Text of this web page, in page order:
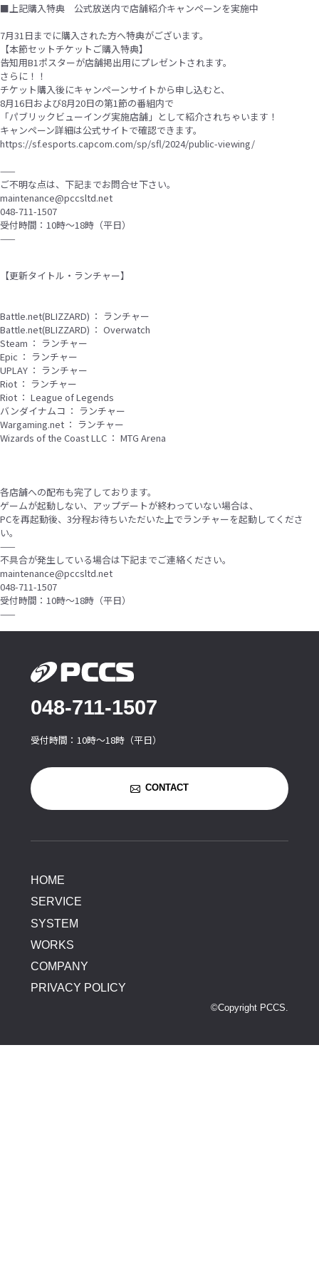
■上記購入特典 公式放送内で店舗紹介キャンペーンを実施中
7月31日までに購入された方へ特典がございます。
【本節セットチケットご購入特典】
告知用B1ポスターが店舗掲出用にプレゼントされます。
さらに！！
チケット購入後にキャンペーンサイトから申し込むと、
8月16日および8月20日の第1節の番組内で
「パブリックビューイング実施店舗」として紹介されちゃいます！
キャンペーン詳細は公式サイトで確認できます。
https://sf.esports.capcom.com/sp/sfl/2024/public-viewing/
——
ご不明な点は、下記までお問合せ下さい。
maintenance@pccsltd.net
048-711-1507
受付時間：10時〜18時（平日）
——
【更新タイトル・ランチャー】
Battle.net(BLIZZARD) ： ランチャー
Battle.net(BLIZZARD) ： Overwatch
Steam ： ランチャー
Epic ： ランチャー
UPLAY ： ランチャー
Riot ： ランチャー
Riot ： League of Legends
バンダイナムコ ： ランチャー
Wargaming.net ： ランチャー
Wizards of the Coast LLC ： MTG Arena
各店舗への配布も完了しております。
ゲームが起動しない、アップデートが終わっていない場合は、
PCを再起動後、3分程お待ちいただいた上でランチャーを起動してくださ
い。
——
不具合が発生している場合は下記までご連絡ください。
maintenance@pccsltd.net
048-711-1507
受付時間：10時〜18時（平日）
——
048-711-1507
受付時間：10時〜18時（平日）
CONTACT
HOME
SERVICE
SYSTEM
WORKS
COMPANY
PRIVACY POLICY
©Copyright PCCS.